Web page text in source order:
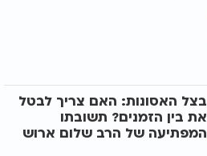
בצל האסונות: האם צריך לבטל
את בין הזמנים? תשובתו
המפתיעה של הרב שלום ארוש